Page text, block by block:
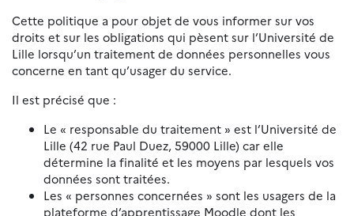
Cette politique a pour objet de vous informer sur vos
droits et sur les obligations qui pèsent sur l’Université de
Lille lorsqu’un traitement de données personnelles vous
concerne en tant qu’usager du service.
Il est précisé que :
Le « responsable du traitement » est l’Université de
Lille (42 rue Paul Duez, 59000 Lille) car elle
détermine la finalité et les moyens par lesquels vos
données sont traitées.
Les « personnes concernées » sont les usagers de la
plateforme d’apprentissage Moodle dont les